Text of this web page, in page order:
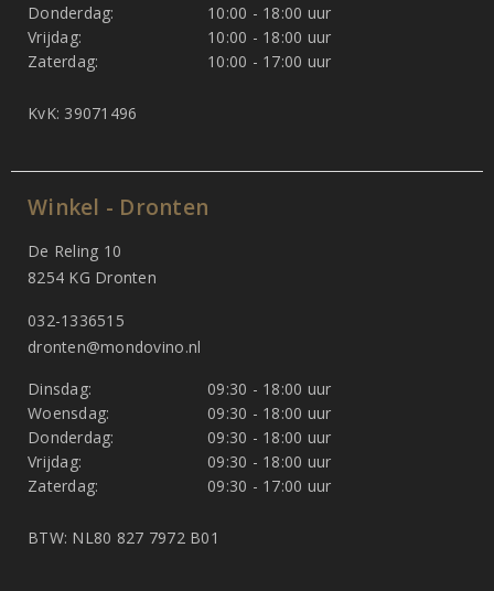
Donderdag:
10:00 - 18:00 uur
Vrijdag:
10:00 - 18:00 uur
Zaterdag:
10:00 - 17:00 uur
KvK: 39071496
Winkel - Dronten
De Reling 10
8254 KG Dronten
032-1336515
dronten@mondovino.nl
Dinsdag:
09:30 - 18:00 uur
Woensdag:
09:30 - 18:00 uur
Donderdag:
09:30 - 18:00 uur
Vrijdag:
09:30 - 18:00 uur
Zaterdag:
09:30 - 17:00 uur
BTW: NL80 827 7972 B01